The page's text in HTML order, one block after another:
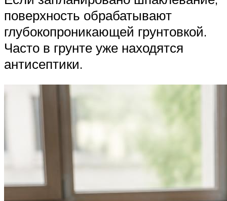
поверхность обрабатывают
глубокопроникающей грунтовкой.
Часто в грунте уже находятся
антисептики.